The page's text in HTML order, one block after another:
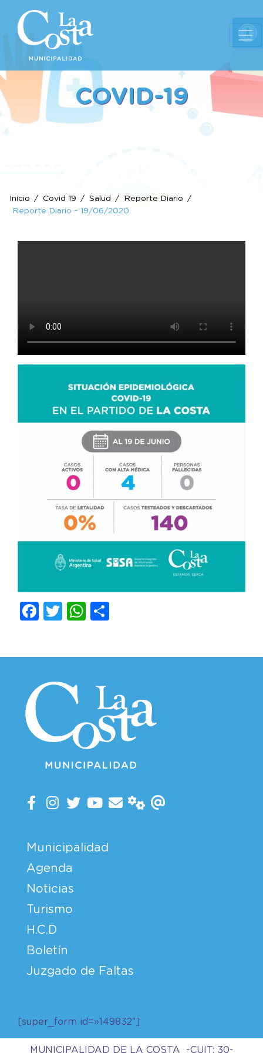
COVID-19
Inicio Covid 19 Salud
Reporte Diario
Reporte Diario – 19/06/2020
Facebook
TwitterWhatsApp
Municipalidad
Agenda
Noticias
Turismo
H.C.D
Boletín
Juzgado de Faltas
[super_form id=»149832″]
MUNICIPALIDAD DE LA COSTA -CUIT: 30-